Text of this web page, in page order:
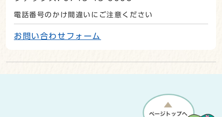
電話番号のかけ間違いにご注意ください
お問い合わせフォーム